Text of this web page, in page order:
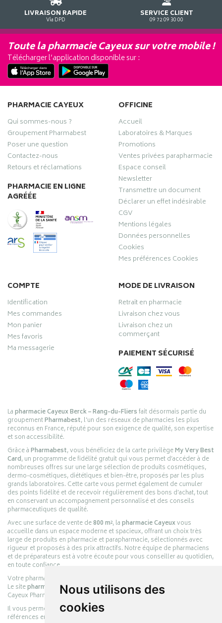
Nous utilisons des
cookies
LIVRAISON RAPIDE
Via DPD
SERVICE CLIENT
09 72 09 30 00
Toute la pharmacie Cayeux sur votre mobile !
Télécharger l’application disponible sur :
PHARMACIE CAYEUX
Qui sommes-nous ?
Groupement Pharmabest
Poser une question
Contactez-nous
Retours et réclamations
PHARMACIE EN LIGNE
AGRÉÉE
OFFICINE
Accueil
Laboratoires & Marques
Promotions
Ventes privées parapharmacie
Espace conseil
Newsletter
Transmettre un document
Déclarer un effet indésirable
CGV
Mentions légales
Données personnelles
Cookies
Mes préférences Cookies
COMPTE
Identification
Mes commandes
Mon panier
Mes favoris
Ma messagerie
MODE DE LIVRAISON
Retrait en pharmacie
Livraison chez vous
Livraison chez un
commerçant
PAIEMENT SÉCURISÉ
Lapharmacie Cayeux Berck – Rang-du-Fliersfait désormais partie du
groupementPharmabest, l’un des réseaux de pharmacies les plus
reconnus en France, réputé pour son exigence de qualité, son expertise
et son accessibilité.
Grâce àPharmabest, vous bénéficiez de la carte privilègeMy Very Best
Card, un programme de fidélité gratuit qui vous permet d’accéder à de
nombreuses offres sur une large sélection de produits cosmétiques,
dermo-cosmétiques, diététiques et bien-être, proposés par les plus
grands laboratoires. Cette carte vous permet également de cumuler
des points fidélité et de recevoir régulièrement des bons d’achat, tout
en conservant un accompagnement personnalisé et des conseils
pharmaceutiques de qualité.
Avec une surface de vente de800 m², lapharmacie Cayeuxvous
accueille dans un espace moderne et spacieux, offrant un choix très
large de produits en pharmacie et parapharmacie, sélectionnés avec
rigueur et proposés à des prix attractifs. Notre équipe de pharmaciens
et de préparateurs est à votre écoute pour vous conseiller au quotidien,
en toute confiance.
Votre pharmacie en ligne :
Le sitepharmacie-cayeux.frest le prolongement digital de la pharmacie
Cayeux Pharmabest Berck-sur-Mer – Rang-du-Fliers.
Il vous permet de réaliser vos achats en ligne parmi des milliers de
références en :